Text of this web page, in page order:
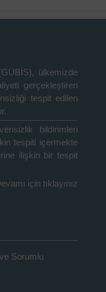
ülkemizde
gerçekleştiren
tespit edilen
bildirimleri
tespiti içermekte
ilişkin bir tespit
için tıklayınız
Sorumlu